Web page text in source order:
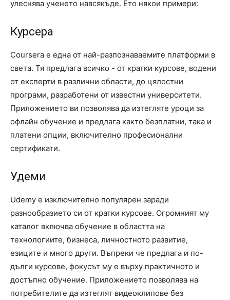
улеснява ученето навсякъде. Ето някои примери:
Курсера
Coursera е една от най-разпознаваемите платформи в
света. Тя предлага всичко - от кратки курсове, водени
от експерти в различни области, до цялостни
програми, разработени от известни университети.
Приложението ви позволява да изтегляте уроци за
офлайн обучение и предлага както безплатни, така и
платени опции, включително професионални
сертификати.
Удеми
Udemy е изключително популярен заради
разнообразието си от кратки курсове. Огромният му
каталог включва обучение в областта на
технологиите, бизнеса, личностното развитие,
езиците и много други. Въпреки че предлага и по-
дълги курсове, фокусът му е върху практичното и
достъпно обучение. Приложението позволява на
потребителите да изтеглят видеоклипове без